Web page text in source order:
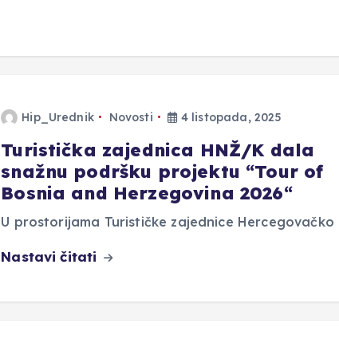
Hip_Urednik Novosti 4 listopada, 2025
Turistička zajednica HNŽ/K dala
snažnu podršku projektu “Tour of
Bosnia and Herzegovina 2026“
U prostorijama Turističke zajednice Hercegovačko
Nastavi čitati